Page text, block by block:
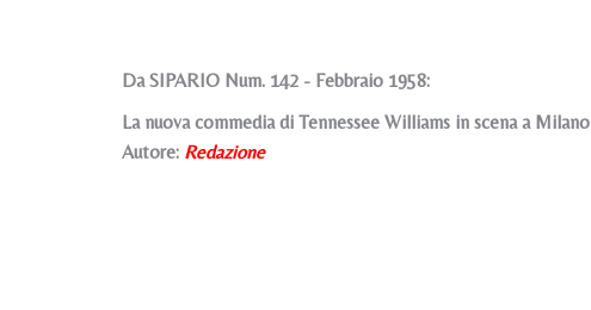
Da SIPARIO Num. 142 - Febbraio 1958:
La nuova commedia di Tennessee Williams in scena a Milano
Autore: Redazione